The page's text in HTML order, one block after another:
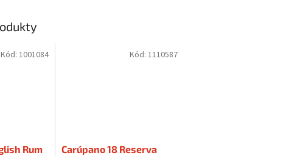
Rum
Kód: 1001084
Carúpano 18 Reserva
Kód: 1110587